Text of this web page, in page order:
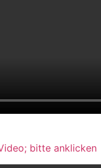
bitte anklicken